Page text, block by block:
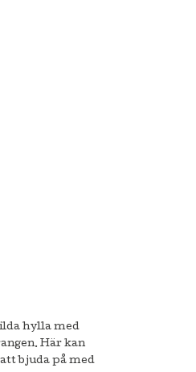
hylla med
Här kan
bjuda på med